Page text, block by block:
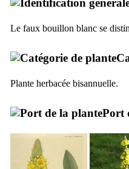
Le faux bouillon blanc se
Plante herbacée bisannuelle.
Port